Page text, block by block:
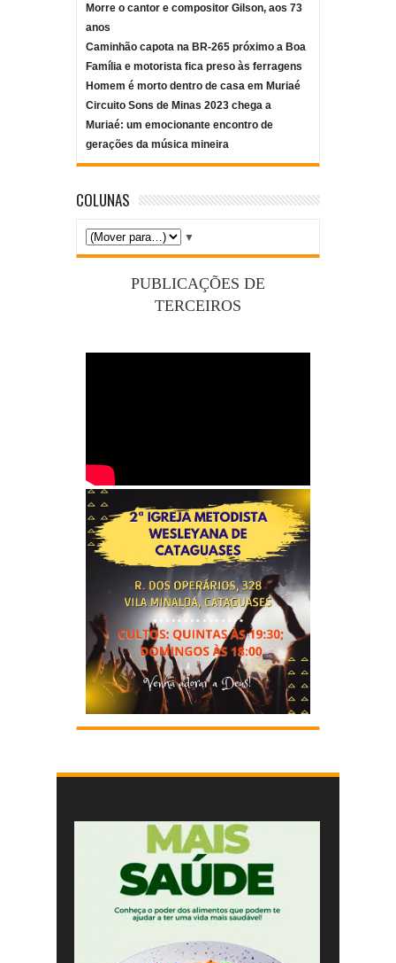
Morre o cantor e compositor Gilson, aos 73
anos
Caminhão capota na BR-265 próximo a Boa
Família e motorista fica preso às ferragens
Homem é morto dentro de casa em Muriaé
Circuito Sons de Minas 2023 chega a
Muriaé: um emocionante encontro de
gerações da música mineira
COLUNAS
▼
PUBLICAÇÕES DE
TERCEIROS